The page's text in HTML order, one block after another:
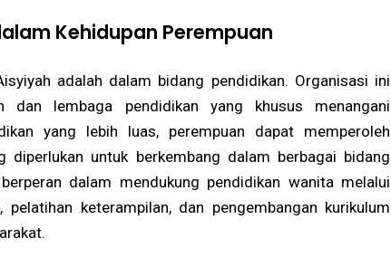
Kehidupan Perempuan
adalah dalam bidang pendidikan. Organisasi ini
dan lembaga pendidikan yang khusus menangani
yang lebih luas, perempuan dapat memperoleh
diperlukan untuk berkembang dalam berbagai bidang
dalam mendukung pendidikan wanita melalui
keterampilan, dan pengembangan kurikulum